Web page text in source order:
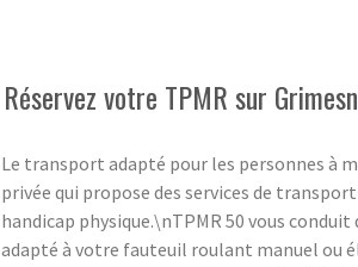
Réservez votre TPMR sur
Le transport adapté pour les personnes à
privée qui propose des services de
handicap physique.\nTPMR 50 vous
adapté à votre fauteuil roulant manuel ou